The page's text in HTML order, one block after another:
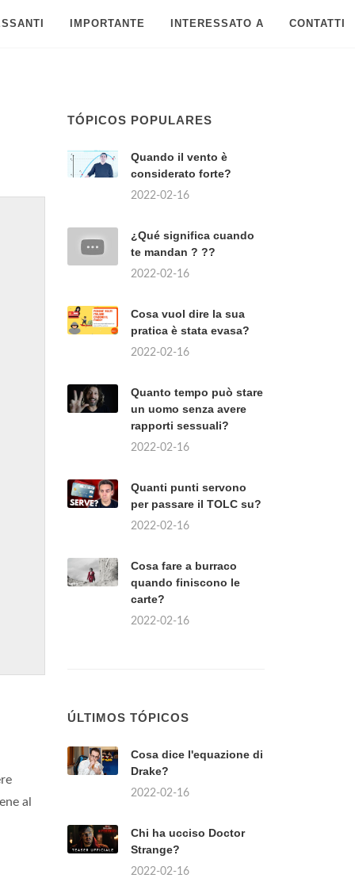
IMPORTANTE INTERESSATO A CONTATTI
al
TÓPICOS POPULARES
Quando il vento è
considerato forte?
2022-02-16
¿Qué significa cuando
te mandan ? ??
2022-02-16
Cosa vuol dire la sua
pratica è stata evasa?
2022-02-16
Quanto tempo può stare
un uomo senza avere
rapporti sessuali?
2022-02-16
Quanti punti servono
per passare il TOLC su?
2022-02-16
Cosa fare a burraco
quando finiscono le
carte?
2022-02-16
ÚLTIMOS TÓPICOS
Cosa dice l'equazione di
Drake?
2022-02-16
Chi ha ucciso Doctor
Strange?
2022-02-16